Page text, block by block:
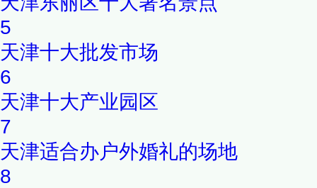
5
天津十大批发市场
6
天津十大产业园区
7
天津适合办户外婚礼的场地
8